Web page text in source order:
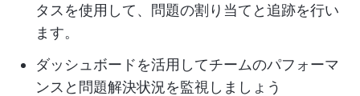
タスを使用して、問題の割り当てと追跡を行い
ます。
ダッシュボードを活用してチームのパフォーマ
ンスと問題解決状況を監視しましょう